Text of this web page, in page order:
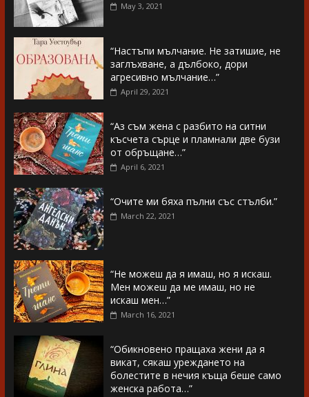
May 3, 2021
“Настъпи мълчание. Не затишие, не
заглъхване, а дълбоко, дори
агресивно мълчание…”
April 29, 2021
“Аз съм жена с разбито на ситни
късчета сърце и пламнали две бузи
от обръщане…”
April 6, 2021
“Очите ми бяха пълни със стълби.”
March 22, 2021
“Не можеш да я имаш, но я искаш.
Мен можеш да ме имаш, но не
искаш мен…”
March 16, 2021
“Обикновено пращаха жени да я
викат, сякаш уреждането на
болестите в нечия къща беше само
женска работа…”